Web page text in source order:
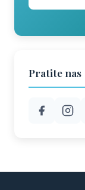
Pratite nas